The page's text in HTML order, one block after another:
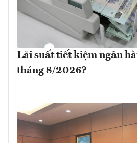
Lãi suất tiết kiệm ngân
tháng 8/2026?